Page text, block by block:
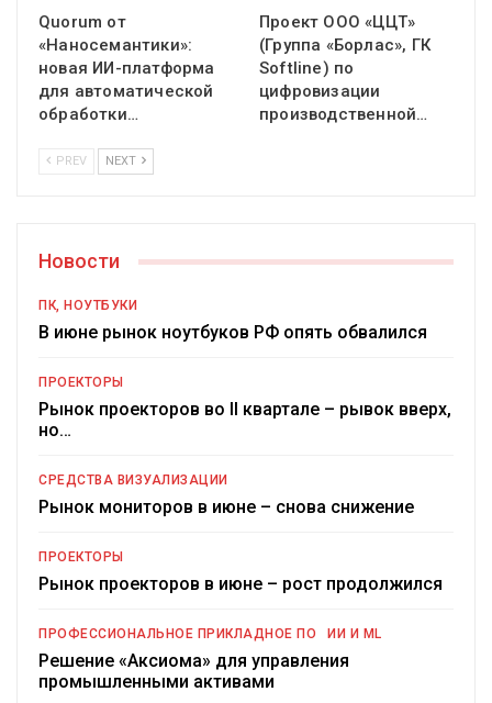
Quorum от
«Наносемантики»:
новая ИИ-платформа
для автоматической
обработки…
Проект ООО «ЦЦТ»
(Группа «Борлас», ГК
Softline) по
цифровизации
производственной…
PREV NEXT
Новости
ПК, НОУТБУКИ
В июне рынок ноутбуков РФ опять обвалился
ПРОЕКТОРЫ
Рынок проекторов во II квартале – рывок вверх,
но…
СРЕДСТВА ВИЗУАЛИЗАЦИИ
Рынок мониторов в июне – снова снижение
ПРОЕКТОРЫ
Рынок проекторов в июне – рост продолжился
ПРОФЕССИОНАЛЬНОЕ ПРИКЛАДНОЕ ПО ИИ И ML
Решение «Аксиома» для управления
промышленными активами